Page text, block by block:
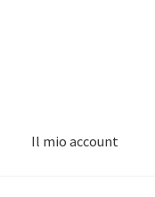
Il mio account